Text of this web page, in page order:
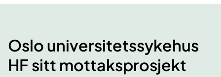
Oslo universitetssykehus
HF sitt mottaksprosjekt